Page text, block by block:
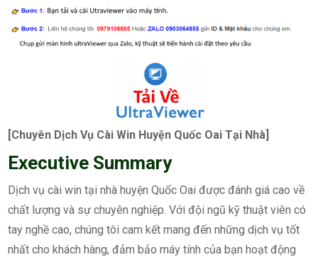
[Chuyên Dịch Vụ Cài Win Huyện Quốc Oai Tại Nhà]
Executive Summary
Dịch vụ cài win tại nhà huyện Quốc Oai được đánh giá cao về
chất lượng và sự chuyên nghiệp. Với đội ngũ kỹ thuật viên có
tay nghề cao, chúng tôi cam kết mang đến những dịch vụ tốt
nhất cho khách hàng, đảm bảo máy tính của bạn hoạt động